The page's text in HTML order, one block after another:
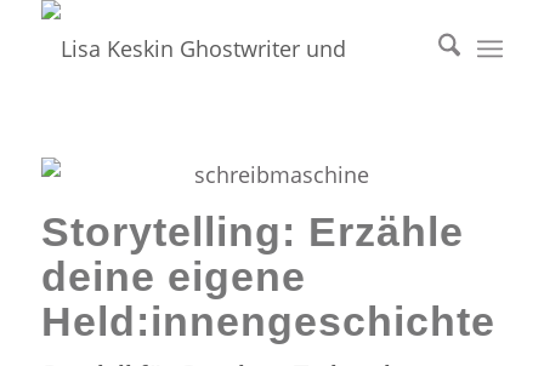
Storytelling: Erzähle
deine eigene
Held:innengeschichte